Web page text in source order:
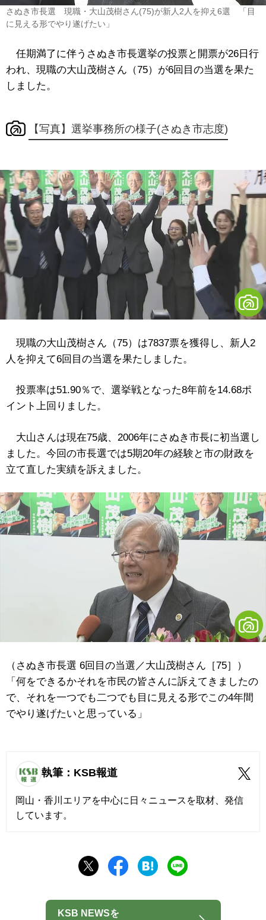
さぬき市長選 現職・大山茂樹さん(75)が新人2人を抑え6選 「目
に見える形でやり遂げたい」
任期満了に伴うさぬき市長選挙の投票と開票が26日行
われ、現職の大山茂樹さん（75）が6回目の当選を果た
しました。
【写真】選挙事務所の様子(さぬき市志度)
現職の大山茂樹さん（75）は7837票を獲得し、新人2
人を抑えて6回目の当選を果たしました。
投票率は51.90％で、選挙戦となった8年前を14.68ポ
イント上回りました。
大山さんは現在75歳、2006年にさぬき市長に初当選し
ました。今回の市長選では5期20年の経験と市の財政を
立て直した実績を訴えました。
（さぬき市長選 6回目の当選／大山茂樹さん［75］）
「何をできるかそれを市民の皆さんに訴えてきましたの
で、それを一つでも二つでも目に見える形でこの4年間
でやり遂げたいと思っている」
執筆：KSB報道
岡山・香川エリアを中心に日々ニュースを取材、発信
しています。
KSB NEWSを